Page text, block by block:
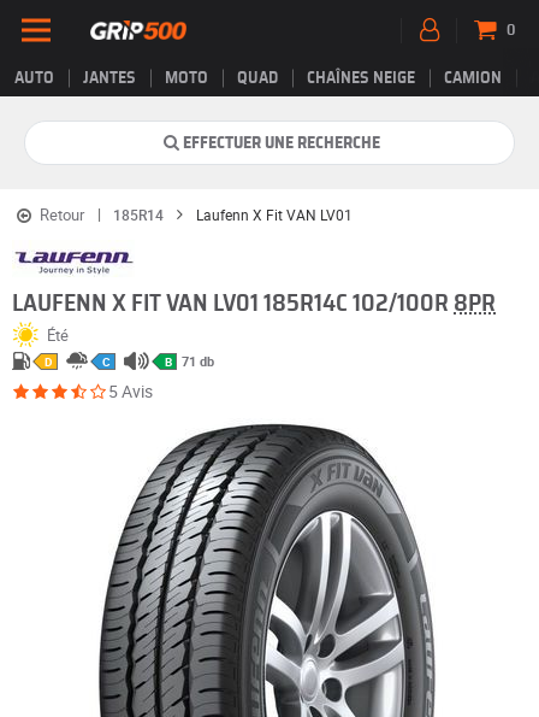
AUTO JANTES MOTO QUAD CHAÎNES NEIGE CAMION
0
EFFECTUER UNE RECHERCHE
Retour 185R14 Laufenn X Fit VAN LV01
LAUFENN X FIT VAN LV01 185R14C 102/100R 8PR
Été
D C B 71 db
5 Avis